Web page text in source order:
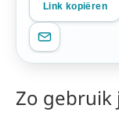
Link kopiëren
Zo gebruik